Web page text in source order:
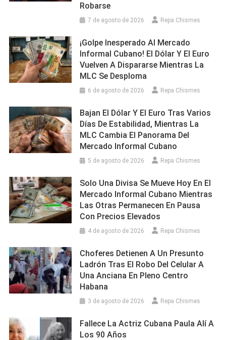
Robarse
7 de agosto de 2026 Repa Chismes
¡Golpe Inesperado Al Mercado
Informal Cubano! El Dólar Y El Euro
Vuelven A Dispararse Mientras La
MLC Se Desploma
6 de agosto de 2026 Repa Chismes
Bajan El Dólar Y El Euro Tras Varios
Días De Estabilidad, Mientras La
MLC Cambia El Panorama Del
Mercado Informal Cubano
5 de agosto de 2026 Repa Chismes
Solo Una Divisa Se Mueve Hoy En El
Mercado Informal Cubano Mientras
Las Otras Permanecen En Pausa
Con Precios Elevados
4 de agosto de 2026 Repa Chismes
Choferes Detienen A Un Presunto
Ladrón Tras El Robo Del Celular A
Una Anciana En Pleno Centro
Habana
3 de agosto de 2026 Repa Chismes
Fallece La Actriz Cubana Paula Alí A
Los 90 Años